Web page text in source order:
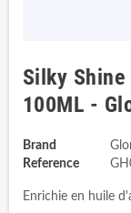
Silky Shine
100ML -
Brand
Reference
Enrichie en huile